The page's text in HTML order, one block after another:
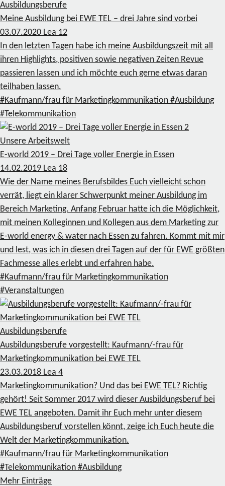
Ausbildungsberufe
Meine Ausbildung bei EWE TEL – drei Jahre sind vorbei
03.07.2020 Lea 12
In den letzten Tagen habe ich meine Ausbildungszeit mit all
ihren Highlights, positiven sowie negativen Zeiten Revue
passieren lassen und ich möchte euch gerne etwas daran
teilhaben lassen.
#Kaufmann/frau für Marketingkommunikation #Ausbildung
#Telekommunikation
2
Unsere Arbeitswelt
E-world 2019 – Drei Tage voller Energie in Essen
14.02.2019 Lea 18
Wie der Name meines Berufsbildes Euch vielleicht schon
verrät, liegt ein klarer Schwerpunkt meiner Ausbildung im
Bereich Marketing. Anfang Februar hatte ich die Möglichkeit,
mit meinen Kolleginnen und Kollegen aus dem Marketing zur
E-world energy & water nach Essen zu fahren. Kommt mit mir
und lest, was ich in diesen drei Tagen auf der für EWE größten
Fachmesse alles erlebt und erfahren habe.
#Kaufmann/frau für Marketingkommunikation
#Veranstaltungen
Ausbildungsberufe
Ausbildungsberufe vorgestellt: Kaufmann/-frau für
Marketingkommunikation bei EWE TEL
23.03.2018 Lea 4
Marketingkommunikation? Und das bei EWE TEL? Richtig
gehört! Seit Sommer 2017 wird dieser Ausbildungsberuf bei
EWE TEL angeboten. Damit ihr Euch mehr unter diesem
Ausbildungsberuf vorstellen könnt, zeige ich Euch heute die
Welt der Marketingkommunikation.
#Kaufmann/frau für Marketingkommunikation
#Telekommunikation #Ausbildung
Mehr Einträge